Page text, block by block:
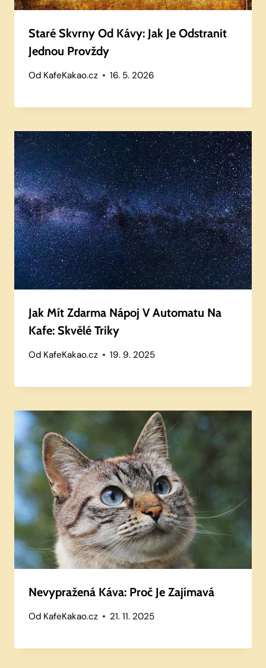
Staré Skvrny Od Kávy: Jak Je Odstranit
Jednou Provždy
Od KafeKakao.cz 16. 5. 2026
Jak Mít Zdarma Nápoj V Automatu Na
Kafe: Skvělé Triky
Od KafeKakao.cz 19. 9. 2025
Nevypražená Káva: Proč Je Zajímavá
Od KafeKakao.cz 21. 11. 2025